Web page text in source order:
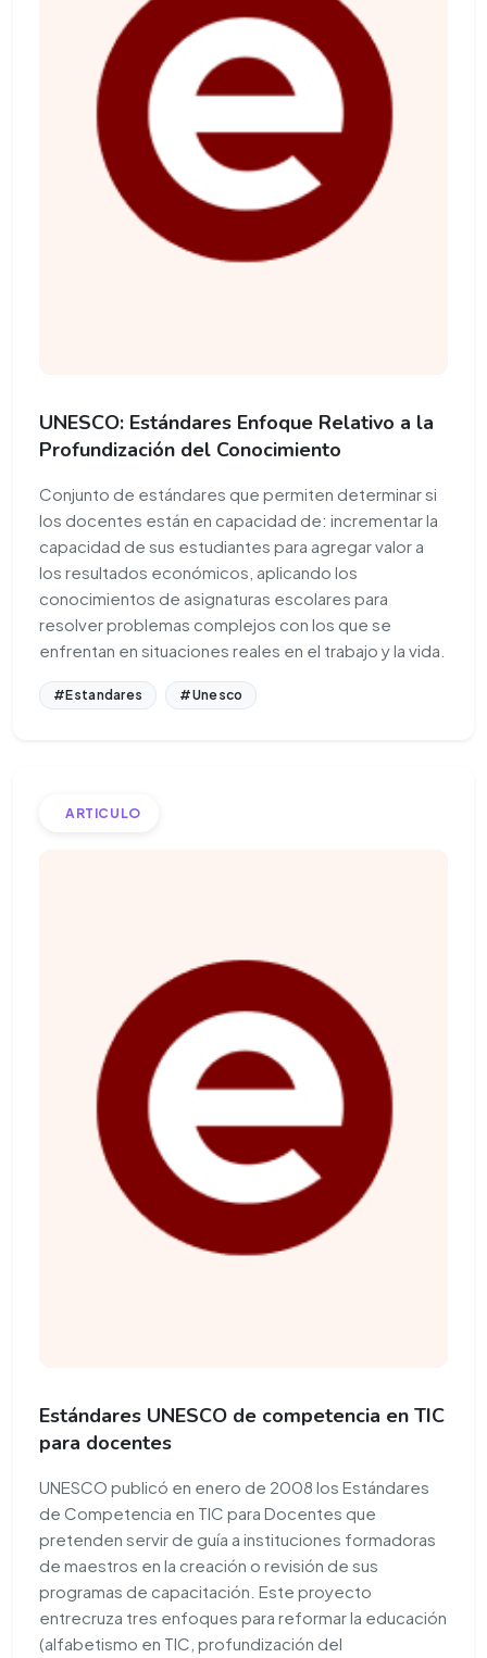
UNESCO: Estándares Enfoque Relativo a la
Profundización del Conocimiento
Conjunto de estándares que permiten determinar si
los docentes están en capacidad de: incrementar la
capacidad de sus estudiantes para agregar valor a
los resultados económicos, aplicando los
conocimientos de asignaturas escolares para
resolver problemas complejos con los que se
enfrentan en situaciones reales en el trabajo y la vida.
#Estandares #Unesco
ARTICULO
Estándares UNESCO de competencia en TIC
para docentes
UNESCO publicó en enero de 2008 los Estándares
de Competencia en TIC para Docentes que
pretenden servir de guía a instituciones formadoras
de maestros en la creación o revisión de sus
programas de capacitación. Este proyecto
entrecruza tres enfoques para reformar la educación
(alfabetismo en TIC, profundización del